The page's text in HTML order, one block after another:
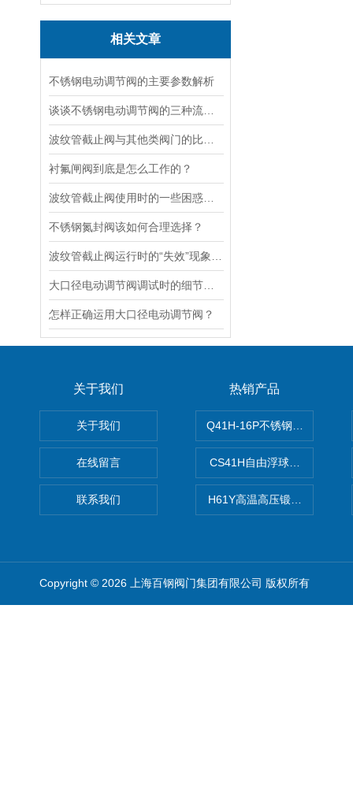
相关文章
不锈钢电动调节阀的主要参数解析
衬氟闸阀到底是怎么工作的？
不锈钢氮封阀该如何合理选择？
怎样正确运用大口径电动调节阀？
关于我们
关于我们
在线留言
联系我们
热销产品
Q41H-16P不锈钢硬密封球阀
CS41H自由浮球式蒸汽疏水
H61Y高温高压锻钢止回阀
Copyright © 2026 上海百钢阀门集团有限公司 版权所有